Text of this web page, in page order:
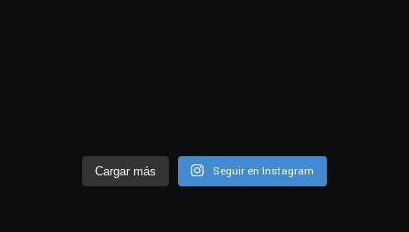
Cargar más Seguir en Instagram